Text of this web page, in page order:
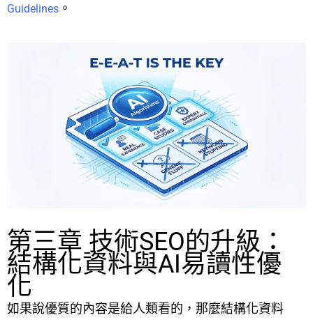
Guidelines 。
第三章 技術SEO的升級：
結構化資料與AI易讀性優
化
如果說優質的內容是給人類看的，那麼結構化資料